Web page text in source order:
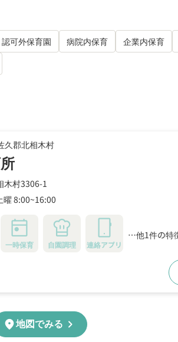
認可外保育園 病院内保育 企業内保育
久郡北相木村
木村3306-1
曜 8:00~16:00
一時保育 自園調理 連絡アプリ
…他1件の特
location_on地図でみる chevron_right